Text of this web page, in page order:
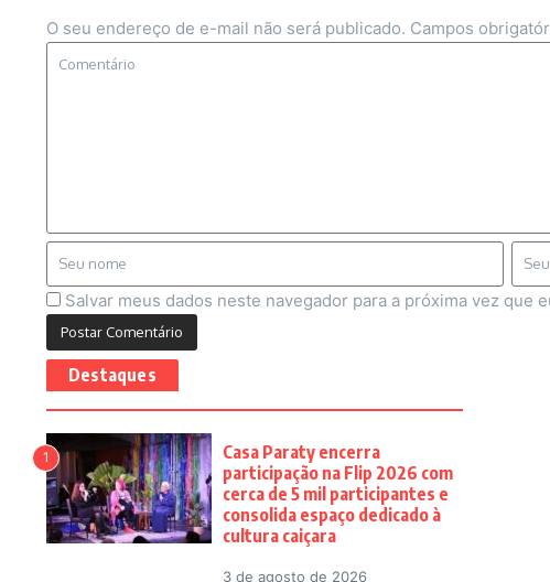
O seu endereço de e-mail não será publicado. Campos
Salvar meus dados neste navegador para a próxima vez que
Destaques
1
Casa Paraty encerra
participação na Flip 2026 com
cerca de 5 mil participantes e
consolida espaço dedicado à
cultura caiçara
3 de agosto de 2026